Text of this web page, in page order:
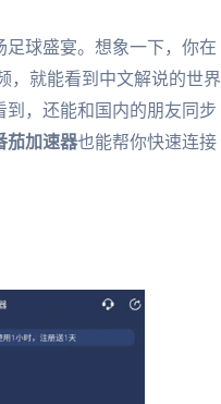
足球盛宴。想象一下，你在
，就能看到中文解说的世界
，还能和国内的朋友同步
茄加速器也能帮你快速连接